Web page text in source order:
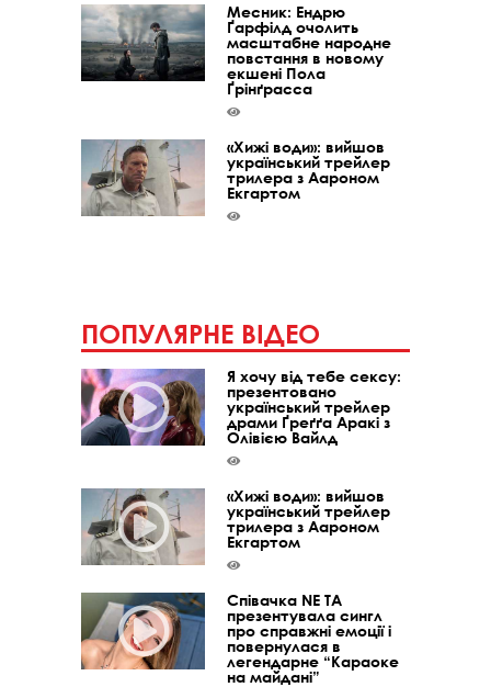
Месник: Ендрю
Ґарфілд очолить
масштабне народне
повстання в новому
екшені Пола
Ґрінґрасса
«Хижі води»: вийшов
український трейлер
трилера з Аароном
Екгартом
ПОПУЛЯРНЕ ВІДЕО
Я хочу від тебе сексу:
презентовано
український трейлер
драми Ґреґґа Аракі з
Олівією Вайлд
«Хижі води»: вийшов
український трейлер
трилера з Аароном
Екгартом
Співачка NE TA
презентувала сингл
про справжні емоції і
повернулася в
легендарне “Караоке
на майдані”